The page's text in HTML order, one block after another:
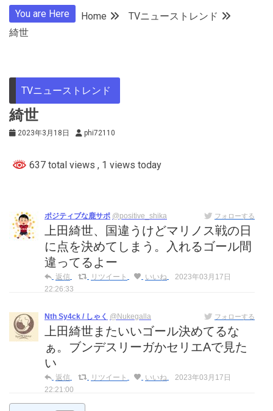
You are Here Home
TVニューストレンド
綺世
TVニューストレンド
綺世
2023年3月18日 phi72110
637 total views , 1 views today
ポジティブな鹿サポ @positive_shika フォローする
上田綺世、国違うけどマリノス戦の日
に点を決めてしまう。入れるゴール間
違ってるよー
返信 リツイート いいね
2023年03月17日
22:26:33
Nth Sy4ck / しゃく @Nukegalla フォローする
上田綺世またいいゴール決めてるな
ぁ。ブンデスリーガかセリエAで見た
い
返信 リツイート いいね
2023年03月17日
22:21:00